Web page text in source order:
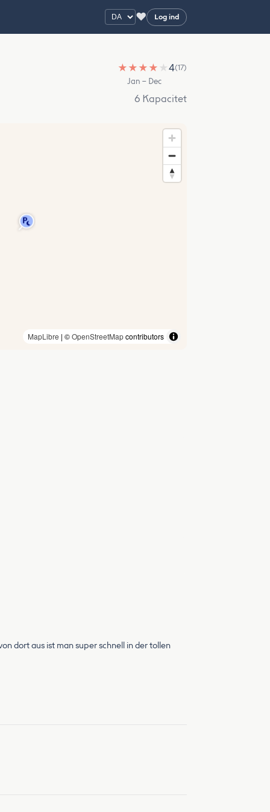
♥ Log ind
★ ★ ★ ★ ★4(17)
Jan – Dec
6 Kapacitet
MapLibre | ©OpenStreetMapcontributors
dort aus ist man super schnell in der tollen